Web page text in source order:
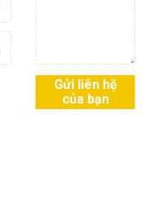
Gửi liên hệ
của bạn
7: